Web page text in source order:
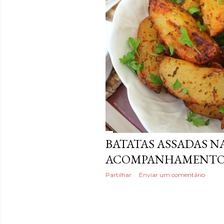
g
n
s
BATATAS ASSADAS
Partilhar Enviar um comentário